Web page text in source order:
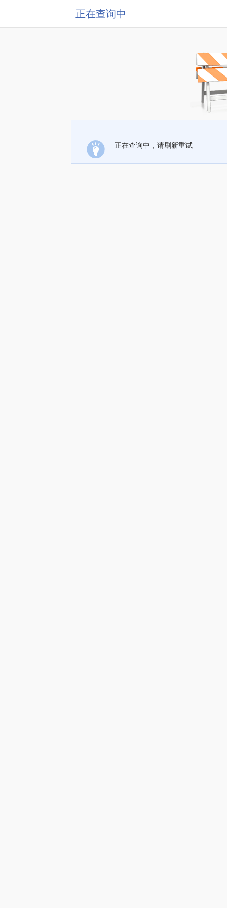
正在查询中
正在查询中，请刷新重试